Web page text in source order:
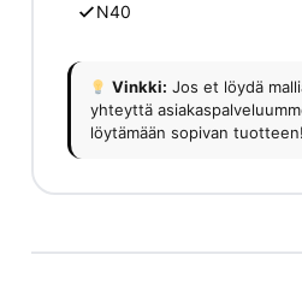
N40
Vinkki: Jos et löydä
yhteyttä
löytämään sopivan tuotteen!